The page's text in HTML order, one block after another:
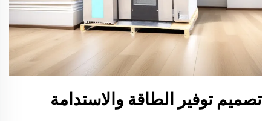
تصميم توفير الطاقة والاستدامة